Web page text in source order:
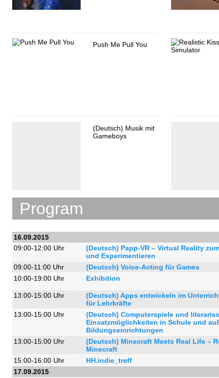
Push Me Pull You
(Deutsch) Musik mit
Gameboys
Program
16.09.2015
09:00-12:00 Uhr
(Deutsch) Papp-VR – Virtual Reality
und Experimentieren
09:00-11:00 Uhr
(Deutsch) Voice-Acting für Games
10:00-19:00 Uhr
Exhibition
13:00-15:00 Uhr
(Deutsch) Apps entwickeln im
für Lehrkräfte
13:00-15:00 Uhr
(Deutsch) Computerspiele und
Einsatzmöglichkeiten in Schule und
Bildungseinrichtungen
13:00-15:00 Uhr
(Deutsch) Minecraft Meets Real Life –
Minecraft
15:00-16:00 Uhr
HH.indie_treff
17.09.2015